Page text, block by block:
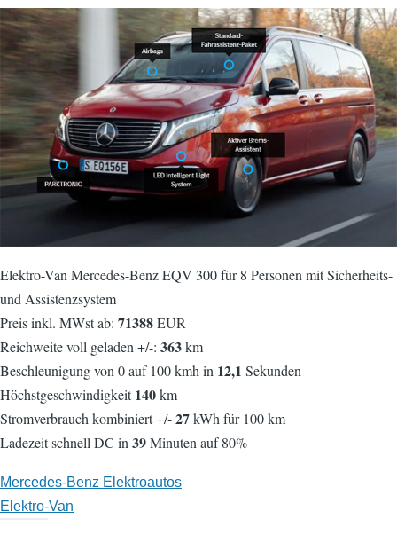
Elektro-Van Mercedes-Benz EQV 300 für 8 Personen mit Sicherheits-
und Assistenzsystem
Preis inkl. MWst ab: 71388EUR
Reichweite voll geladen +/-: 363km
Beschleunigung von 0 auf 100 kmh in 12,1 Sekunden
Höchstgeschwindigkeit140km
Stromverbrauch kombiniert +/-27kWh für 100 km
Ladezeit schnell DC in39Minuten auf 80%
Mercedes-Benz Elektroautos
Elektro-Van